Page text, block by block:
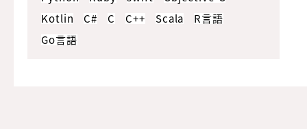
Kotlin
C# C C++ Scala
R言語
Go言語